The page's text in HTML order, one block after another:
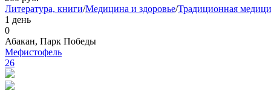
Литература, книги/Медицина и здоровье/Традиционная
1 день
0
Абакан, Парк Победы
Мефистофель
26